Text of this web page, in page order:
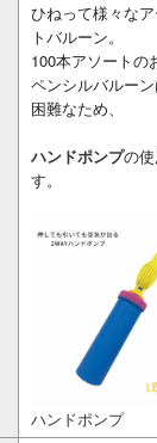
ひねって様々な
トバルーン。
100本アソートの
ペンシルバルー
困難なため、
ハンドポンプの
す。
ハンドポンプ